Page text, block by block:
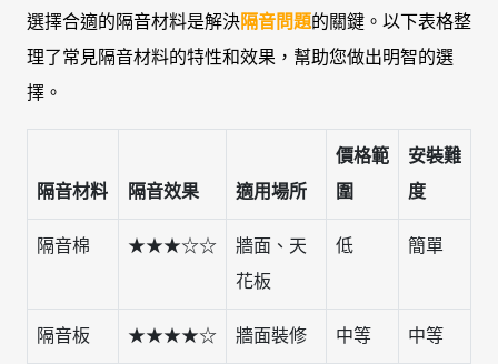
選擇合適的隔音材料是解決隔音問題的關鍵。以下表格整
理了常見隔音材料的特性和效果，幫助您做出明智的選
擇。
隔音材料 隔音效果 適用場所
價格範
圍
安裝難
度
隔音棉 ★★★☆☆
牆面、天
花板
低 簡單
隔音板 ★★★★☆ 牆面裝修 中等 中等